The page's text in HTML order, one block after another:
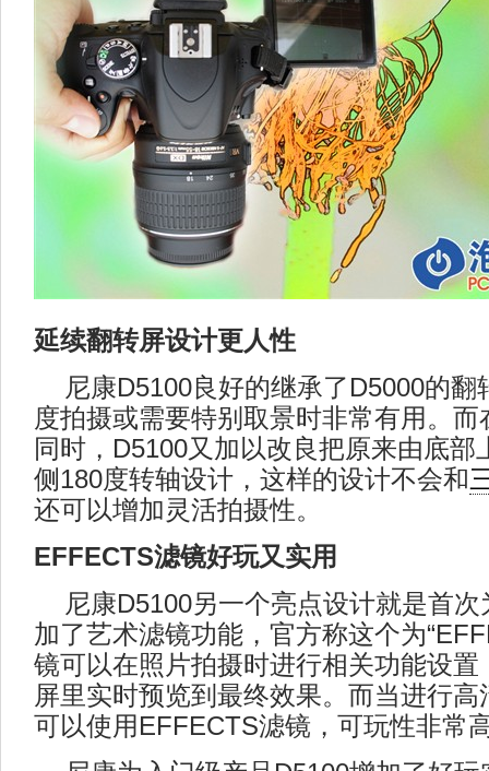
延续翻转屏设计更人性
尼康D5100良好的继承了D5000的翻
度拍摄或需要特别取景时非常有用。
同时，D5100又加以改良把原来由底部
侧180度转轴设计，这样的设计不会和
还可以增加灵活拍摄性。
EFFECTS滤镜好玩又实用
尼康D5100另一个亮点设计就是首次
加了艺术滤镜功能，官方称这个为
镜可以在照片拍摄时进行相关功能设置
屏里实时预览到最终效果。而当进行
可以使用EFFECTS滤镜，可玩性非常